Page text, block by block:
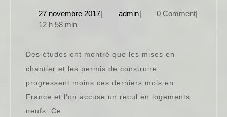
27 novembre 201727
| adminadmin
| 0 Comment|
12 h 58 min
Des études ont montré que les mises en
chantier et les permis de construire
progressent moins ces derniers mois en
France et l’on accuse un recul en logements
neufs. Ce